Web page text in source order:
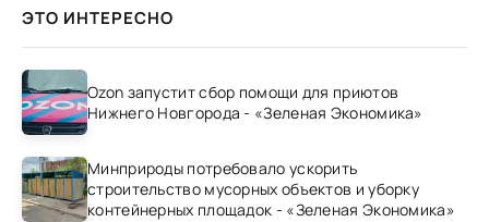
ЭТО ИНТЕРЕСНО
Ozon запустит сбор помощи для приютов
Нижнего Новгорода - «Зеленая Экономика»
Минприроды потребовало ускорить
строительство мусорных объектов и уборку
контейнерных площадок - «Зеленая Экономика»